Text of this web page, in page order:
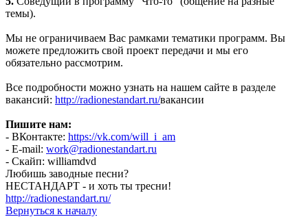
темы).
Мы не ограничиваем Вас рамками тематики программ. Вы
можете предложить свой проект передачи и мы его
обязательно рассмотрим.
Все подробности можно узнать на нашем сайте в разделе
вакансий: http://radionestandart.ru/вакансии
Пишите нам:
- ВКонтакте: https://vk.com/will_i_am
- E-mail: work@radionestandart.ru
- Скайп: williamdvd
Любишь заводные песни?
НЕСТАНДАРТ - и хоть ты тресни!
http://radionestandart.ru/
Вернуться к началу